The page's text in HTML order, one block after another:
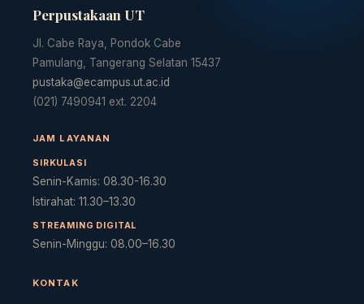
Perpustakaan UT
Jl. Cabe Raya, Pondok Cabe
Pamulang, Tangerang Selatan 15437
pustaka@ecampus.ut.ac.id
(021) 7490941 ext. 2204
JAM LAYANAN
SIRKULASI
Senin-Kamis: 08.30-16.30
Istirahat: 11.30–13.30
STREAMING DIGITAL
Senin-Minggu: 08.00–16.30
KONTAK
Cara akses e-resources